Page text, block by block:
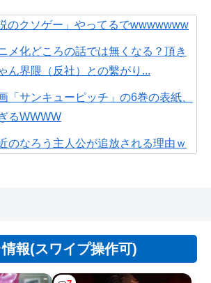
のクソゲー」やってるでwwwwwww
メ化どころの話では無くなる？頂き
ん界隈（反社）との繫がり...
「サンキューピッチ」の6巻の表紙、
るWWWW
のなろう主人公が追放される理由ｗ
か読める画像が発見される。お前ら
読めるｗｗｗｗ
報(スワイプ操作可)